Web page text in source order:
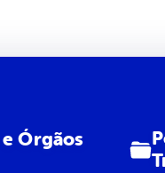
Órgãos